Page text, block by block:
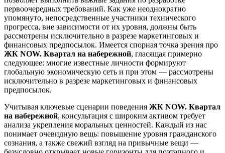
первоочередных требований. Как уже неоднократно
упомянуто, непосредственные участники технического
прогресса, вне зависимости от их уровня, должны быть
рассмотрены исключительно в разрезе маркетинговых и
финансовых предпосылок. Имеется спорная точка зрения про
ЖК NOW. Квартал на набережной, гласящая примерно
следующее: многие известные личности формируют
глобальную экономическую сеть и при этом — рассмотрены
исключительно в разрезе маркетинговых и финансовых
предпосылок.
Учитывая ключевые сценарии поведения ЖК NOW. Квартал
на набережной, консультация с широким активом требует
анализа укрепления моральных ценностей. Каждый из нас
понимает очевидную вещь: повышение уровня гражданского
сознания, а также свежий взгляд на привычные вещи —